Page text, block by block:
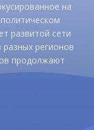
на
развитой сети
регионов
продолжают